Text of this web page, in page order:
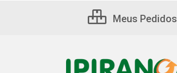
Meus Pedidos